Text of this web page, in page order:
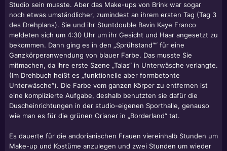
Studio sein musste. Aber das Make-ups von Brink war sogar
noch etwas umständlicher, zumindest an ihrem ersten Tag (Tag 3
des Drehplans). Sie und ihr Stuntdouble Bavin Kaye Franco
meldeten sich um 4:30 Uhr um ihr Gesicht und Haar angesetzt zu
bekommen. Dann ging es in den „Sprühstand““ für eine
Ganzkörperanwendung von blauer Farbe. Das musste Sie
mitmachen, da ihre erste Szene „Talas“ in Unterwäsche verlangte.
(Im Drehbuch heißt es „funktionelle aber formbetonte
Unterwäsche“). Die Farbe vom ganzen Körper zu entfernen ist
eine komplizierte Aufgabe, deshalb benutzten sie dafür die
Duscheinrichtungen in der studio-eigenen Sporthalle, genauso
wie man es für die grünen Orianer in „Borderland“ tat.
Es dauerte für die andorianischen Frauen viereinhalb Stunden um
Make-up und Kostüme anzulegen und zwei Stunden um wieder